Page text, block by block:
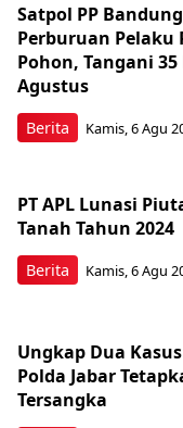
Berita
Satpol PP
Perburuan Pelaku
Pohon, Tangani 35
Agustus
Kamis, 6 Agu
Berita
PT APL Lunasi
Tanah Tahun 2024
Kamis, 6 Agu
Ungkap Dua
Polda Jabar
Tersangka